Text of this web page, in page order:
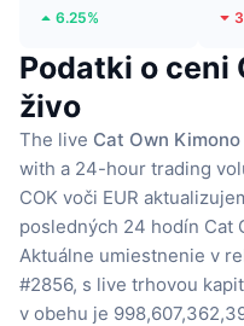
6.25%
Podatki o ceni
živo
The live Cat Own
with a 24-hour trading
COK voči EUR
posledných 24 hodín Cat
Aktuálne umiestnenie v
#2856, s live trhovou
v obehu je